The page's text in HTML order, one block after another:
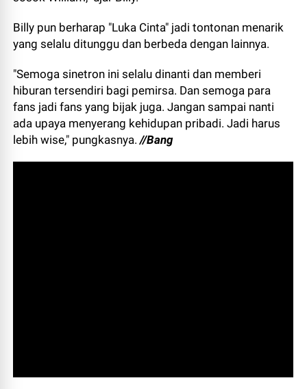
Billy pun berharap "Luka Cinta" jadi tontonan menarik
yang selalu ditunggu dan berbeda dengan lainnya.
"Semoga sinetron ini selalu dinanti dan memberi
hiburan tersendiri bagi pemirsa. Dan semoga para
fans jadi fans yang bijak juga. Jangan sampai nanti
ada upaya menyerang kehidupan pribadi. Jadi harus
lebih wise," pungkasnya.//Bang